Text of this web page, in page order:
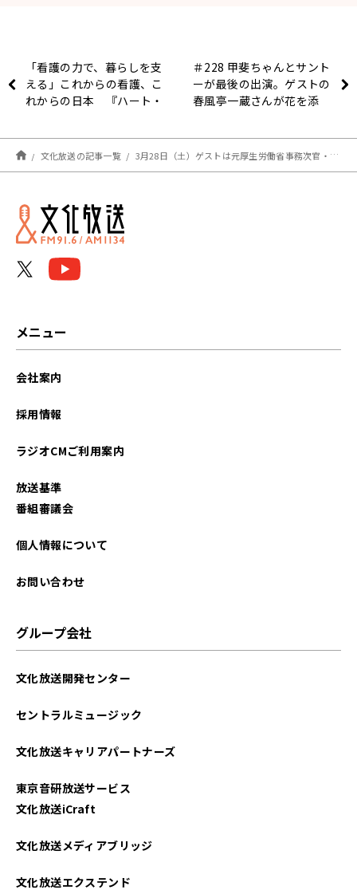
「看護の力で、暮らしを支
える」これからの看護、こ
れからの日本 『ハート・
と手をつなごう〜 』
＃228 甲斐ちゃんとサント
ーが最後の出演。ゲストの
春風亭一蔵さんが花を添
差し後悔生放送だった日曜
地獄
文化放送の記事一覧 3月28日（土）ゲストは元厚生労働省事務次官・村木厚子 さん！ニュースは井崎彩さんとお送り！
メニュー
会社案内
採用情報
ラジオCMご利用案内
放送基準
番組審議会
個人情報について
お問い合わせ
グループ会社
文化放送開発センター
セントラルミュージック
文化放送キャリアパートナーズ
東京音研放送サービス
文化放送iCraft
文化放送メディアブリッジ
文化放送エクステンド